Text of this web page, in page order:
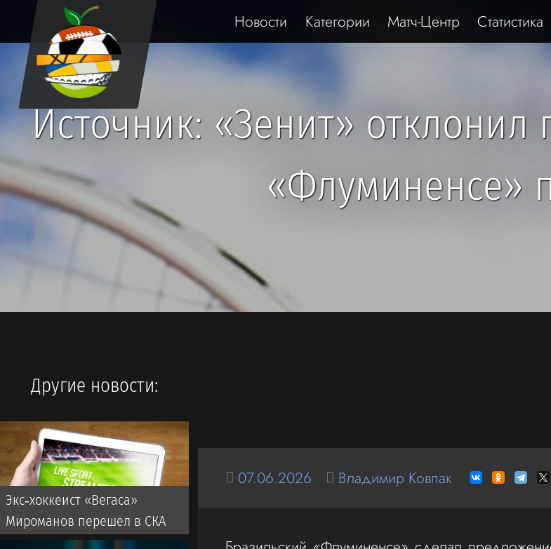
Новости Категории Матч-Центр Статистика
Источник: «Зенит»
«Флуминенсе»
07.06.2026 Владимир Ковпак
Другие новости:
Экс‑хоккеист «Вегаса»
Мироманов перешел в СКА